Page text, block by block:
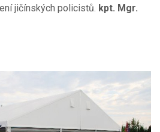
jičínských policistů. kpt. Mgr.